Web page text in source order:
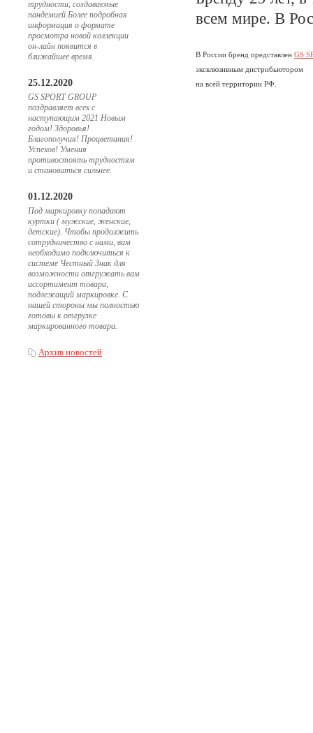
трудности, создаваемые
пандемией.Более подробная
информация о формате
просмотра новой коллекции
он-лайн появится в
ближайшее время.
25.12.2020
GS SPORT GROUP
поздравляет всех с
наступающим 2021 Новым
годом! Здоровья!
Благополучия! Процветания!
Успехов! Умения
противостоять трудностям
и становиться сильнее.
01.12.2020
Под маркировку попадают
куртки ( мужские, женские,
детские). Чтобы продолжить
сотрудничество с нами, вам
необходимо подключиться к
системе Честный Знак для
возможности отгружать вам
ассортимент товара,
подлежащий маркировке. С
нашей стороны мы полностью
готовы к отгрузке
маркированного товара.
Архив новостей
всем мире. В
В России бренд представлен GS
эксклюзивным дистрибьютором
на всей территории РФ.